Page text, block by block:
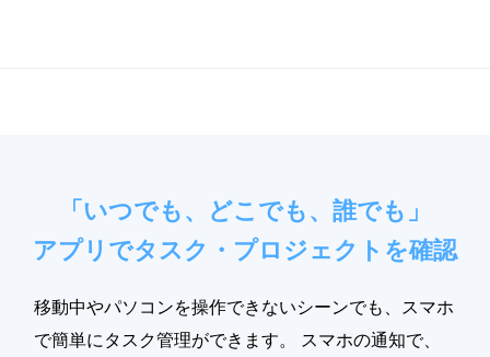
「いつでも、どこでも、誰でも」
アプリでタスク・プロジェクトを確認
移動中やパソコンを操作できないシーンでも、スマホ
で簡単にタスク管理ができます。 スマホの通知で、